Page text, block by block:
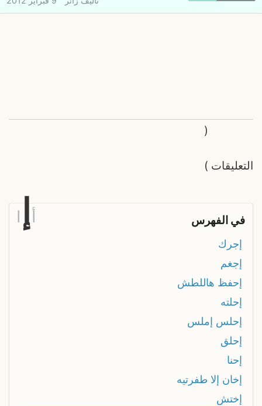
التعليقات
(
)
في الفهرس أ إ ا
إجرك
إجغم
إحفظ هاللطش
إحلته
إحلس إملس
إحلق
إحنا
إخان إلا طفرتيه
إختش